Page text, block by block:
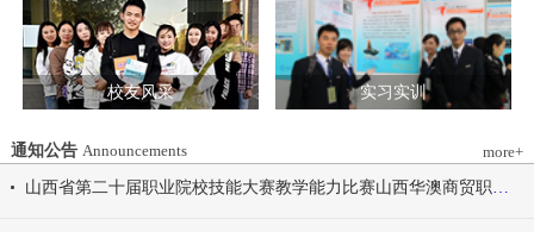
宣布山西华澳商贸职业学院2026年春季田
径运动会正式开始！
关责任部门将主动对接、深化交流，推动
共建内容落地见效，共同谱写公办民办高
校协同发展的新篇章。
校友风采 实习实训
通知公告 Announcements
more+
山西省第二十届职业院校技能大赛教学能力比赛山西华澳商贸职业学院参赛团队信息公示